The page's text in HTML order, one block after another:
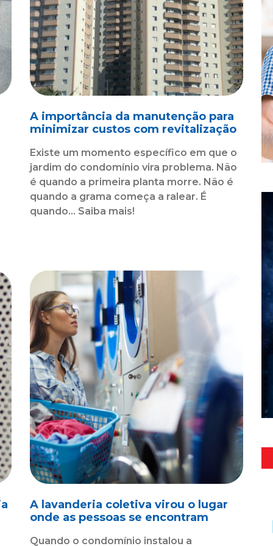
A importância da manutenção para
minimizar custos com revitalização
Existe um momento específico em que o
jardim do condomínio vira problema. Não
é quando a primeira planta morre. Não é
quando a grama começa a ralear. É
quando... Saiba mais!
A lavanderia coletiva virou o lugar
onde as pessoas se encontram
Quando o condomínio instalou a